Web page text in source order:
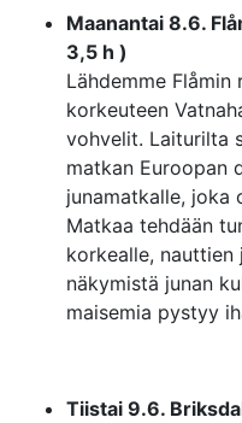
Maanantai 8.6.
3,5 h )
Lähdemme Flåmin
korkeuteen
vohvelit. Laiturilta
matkan Euroopan
junamatkalle, joka
Matkaa tehdään
korkealle, nauttien
näkymistä junan
maisemia pystyy
Tiistai 9.6.